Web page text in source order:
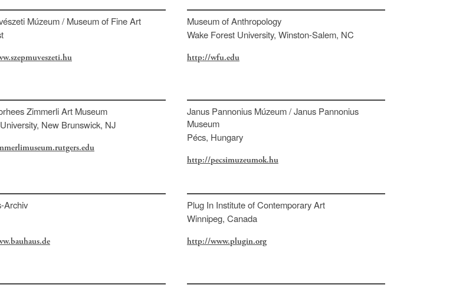
Múzeum / Museum of Fine Art
Museum of Anthropology
Wake Forest University, Winston-Salem, NC
http://wfu.edu
Zimmerli Art Museum
New Brunswick, NJ
Janus Pannonius Múzeum / Janus Pannonius
Museum
Pécs, Hungary
http://pecsimuzeumok.hu
Archiv
Plug In Institute of Contemporary Art
Winnipeg, Canada
http://www.plugin.org